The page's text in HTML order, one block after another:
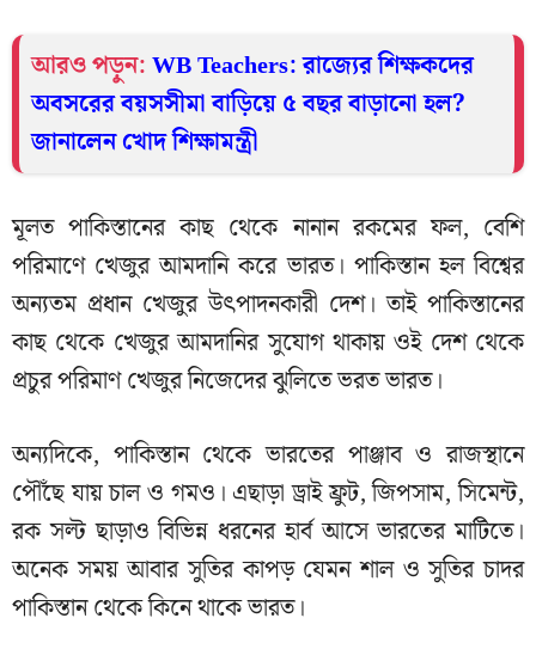
আরও পড়ুন:WB Teachers: রাজ্যের শিক্ষকদের
অবসরের বয়সসীমা বাড়িয়ে ৫ বছর বাড়ানো হল?
জানালেন খোদ শিক্ষামন্ত্রী
মূলত পাকিস্তানের কাছ থেকে নানান রকমের ফল, বেশি
পরিমাণে খেজুর আমদানি করে ভারত। পাকিস্তান হল বিশ্বের
অন্যতম প্রধান খেজুর উৎপাদনকারী দেশ। তাই পাকিস্তানের
কাছ থেকে খেজুর আমদানির সুযোগ থাকায় ওই দেশ থেকে
প্রচুর পরিমাণ খেজুর নিজেদের ঝুলিতে ভরত ভারত।
অন্যদিকে, পাকিস্তান থেকে ভারতের পাঞ্জাব ও রাজস্থানে
পৌঁছে যায় চাল ও গমও। এছাড়া ড্রাই ফ্রুট, জিপসাম, সিমেন্ট,
রক সল্ট ছাড়াও বিভিন্ন ধরনের হার্ব আসে ভারতের মাটিতে।
অনেক সময় আবার সুতির কাপড় যেমন শাল ও সুতির চাদর
পাকিস্তান থেকে কিনে থাকে ভারত।